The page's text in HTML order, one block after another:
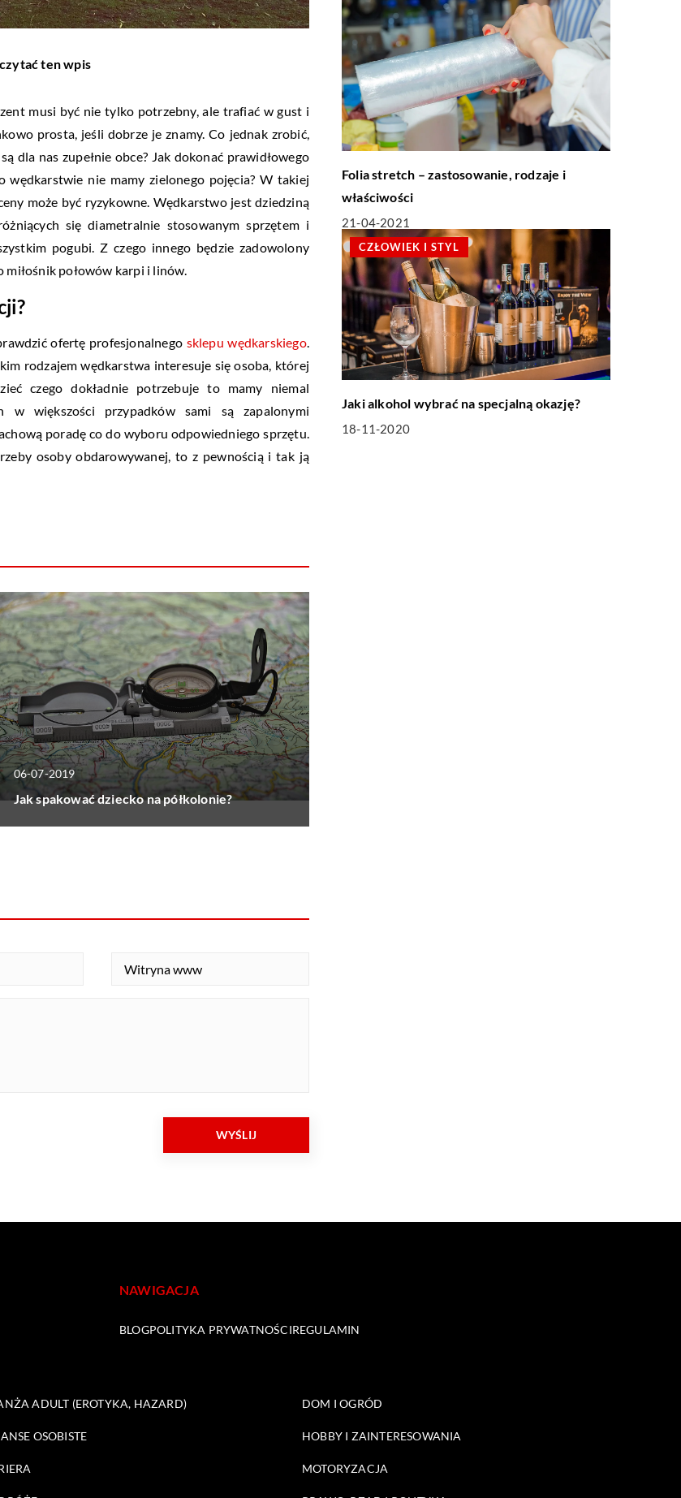
ten wpis
musi być nie tylko potrzebny, ale trafiać w gust i
prosta, jeśli dobrze je znamy. Co jednak zrobić,
dla nas zupełnie obce? Jak dokonać prawidłowego
wędkarstwie nie mamy zielonego pojęcia? W takiej
może być ryzykowne. Wędkarstwo jest dziedziną
się diametralnie stosowanym sprzętem i
pogubi. Z czego innego będzie zadowolony
miłośnik połowów karpi i linów.
ofertę profesjonalnego sklepu wędkarskiego.
rodzajem wędkarstwa interesuje się osoba, której
czego dokładnie potrzebuje to mamy niemal
w większości przypadków sami są zapalonymi
poradę co do wyboru odpowiedniego sprzętu.
osoby obdarowywanej, to z pewnością i tak ją
06-07-2019
Jak spakować dziecko na półkolonie?
Folia stretch – zastosowanie, rodzaje i
właściwości
21-04-2021
CZŁOWIEK I STYL
Jaki alkohol wybrać na specjalną okazję?
18-11-2020
NAWIGACJA
BLOGPOLITYKA PRYWATNOŚCIREGULAMIN
ADULT (EROTYKA, HAZARD) DOM I OGRÓD
OSOBISTE HOBBY I ZAINTERESOWANIA
MOTORYZACJA